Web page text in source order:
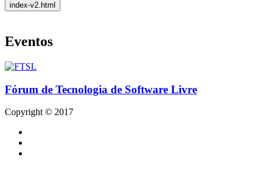
index-v2.html
Eventos
Fórum de Tecnologia de Software Livre
Copyright © 2017